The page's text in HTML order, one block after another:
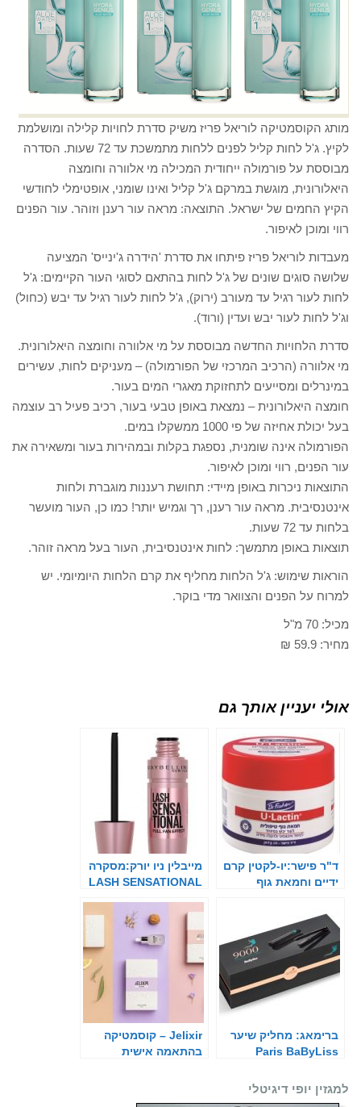
מותג הקוסמטיקה לוריאל פריז משיק סדרת לחויות קלילה ומושלמת
לקיץ. ג'ל לחות קליל לפנים ללחות מתמשכת עד 72 שעות. הסדרה
מבוססת על פורמולה ייחודית המכילה מי אלוורה וחומצה
היאלורונית, מוגשת במרקם ג'ל קליל ואינו שומני, אופטימלי לחודשי
הקיץ החמים של ישראל. התוצאה: מראה עור רענן וזוהר. עור הפנים
רווי ומוכן לאיפור.
מעבדות לוריאל פריז פיתחו את סדרת 'הידרה ג'ינייס' המציעה
שלושה סוגים שונים של ג'ל לחות בהתאם לסוגי העור הקיימים: ג'ל
לחות לעור רגיל עד מעורב (ירוק), ג'ל לחות לעור רגיל עד יבש (כחול)
וג'ל לחות לעור יבש ועדין (ורוד).
סדרת הלחויות החדשה מבוססת על מי אלוורה וחומצה היאלורונית.
מי אלוורה (הרכיב המרכזי של הפורמולה) – מעניקים לחות, עשירים
במינרלים ומסייעים לתחזוקת מאגרי המים בעור.
חומצה היאלורונית – נמצאת באופן טבעי בעור, רכיב פעיל רב עוצמה
בעל יכולת אחיזה של פי 1000 ממשקלו במים.
הפורמולה אינה שומנית, נספגת בקלות ובמהירות בעור ומשאירה את
עור הפנים, רווי ומוכן לאיפור.
התוצאות ניכרות באופן מיידי: תחושת רעננות מוגברת ולחות
אינטנסיבית. מראה עור רענן, רך וגמיש יותר! כמו כן, העור מועשר
בלחות עד 72 שעות.
תוצאות באופן מתמשך: לחות אינטנסיבית, העור בעל מראה זוהר.
הוראות שימוש: ג'ל הלחות מחליף את קרם הלחות היומיומי. יש
למרוח על הפנים והצוואר מדי בוקר.
מכיל: 70 מ"ל
מחיר: 59.9 ₪
אולי יעניין אותך גם
ד"ר פישר:יו-לקטין קרם
ידיים וחמאת גוף
מייבלין ניו יורק:מסקרה
LASH SENSATIONAL
ברימאג: מחליק שיער
Paris BaByLiss
Jelixir – קוסמטיקה
בהתאמה אישית
למגזין יופי דיגיטלי